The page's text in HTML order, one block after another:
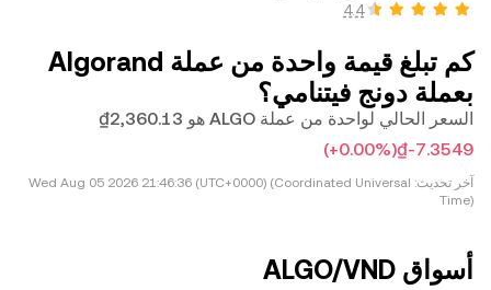
كم تبلغ قيمة واحدة من عملة ‏Algorand
بعملة ‏دونج فيتنامي؟
السعر الحالي لواحدة من عملة ALGO هو ‏‎‏‎2,360.13‏‏₫‏
(‏‎+0.00‎%‎‏)
آخر تحديث: Wed Aug 05 2026 21:46:36 (UTC+0000) (Coordinated Universal
Time)
أسواق ALGO/VND